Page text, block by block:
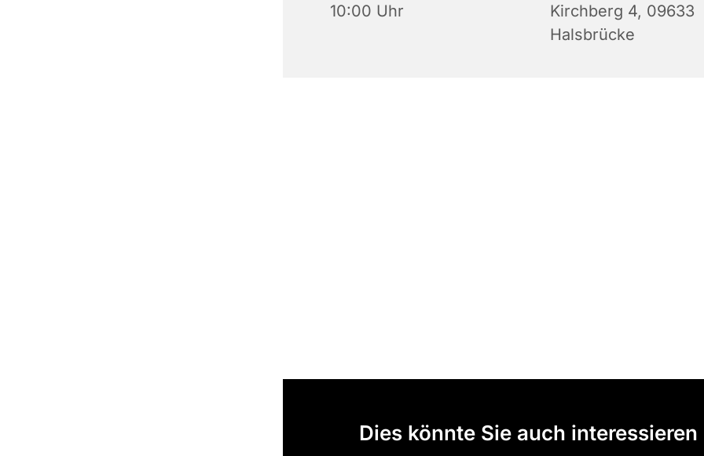
10:00 Uhr
Kirchberg 4, 09633
Halsbrücke
Dies könnte Sie auch interessieren